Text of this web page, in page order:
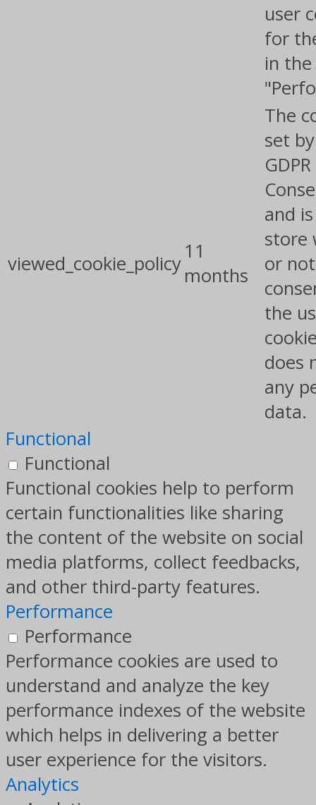
user
for
in
viewed_cookie_policy
11
months
The
set
and
store
or
the
does
any
data.
Functional
Functional
Functional cookies help to perform
certain functionalities like sharing
the content of the website on social
media platforms, collect feedbacks,
and other third-party features.
Performance
Performance
Performance cookies are used to
understand and analyze the key
performance indexes of the website
which helps in delivering a better
user experience for the visitors.
Analytics